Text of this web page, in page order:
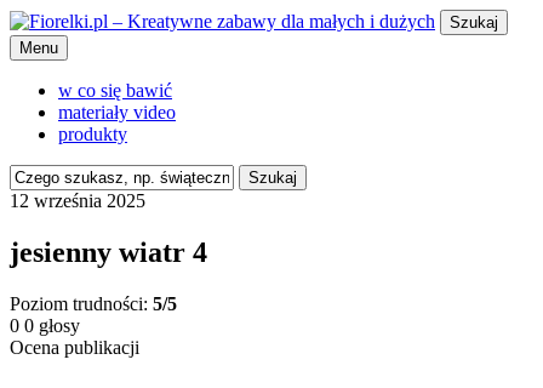
Szukaj
Menu
w co się bawić
materiały video
produkty
Szukaj
12 września 2025
jesienny wiatr 4
Poziom trudności: 5/5
0 0 głosy
Ocena publikacji